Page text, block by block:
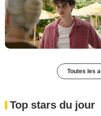
Toutes les
Top stars du jour